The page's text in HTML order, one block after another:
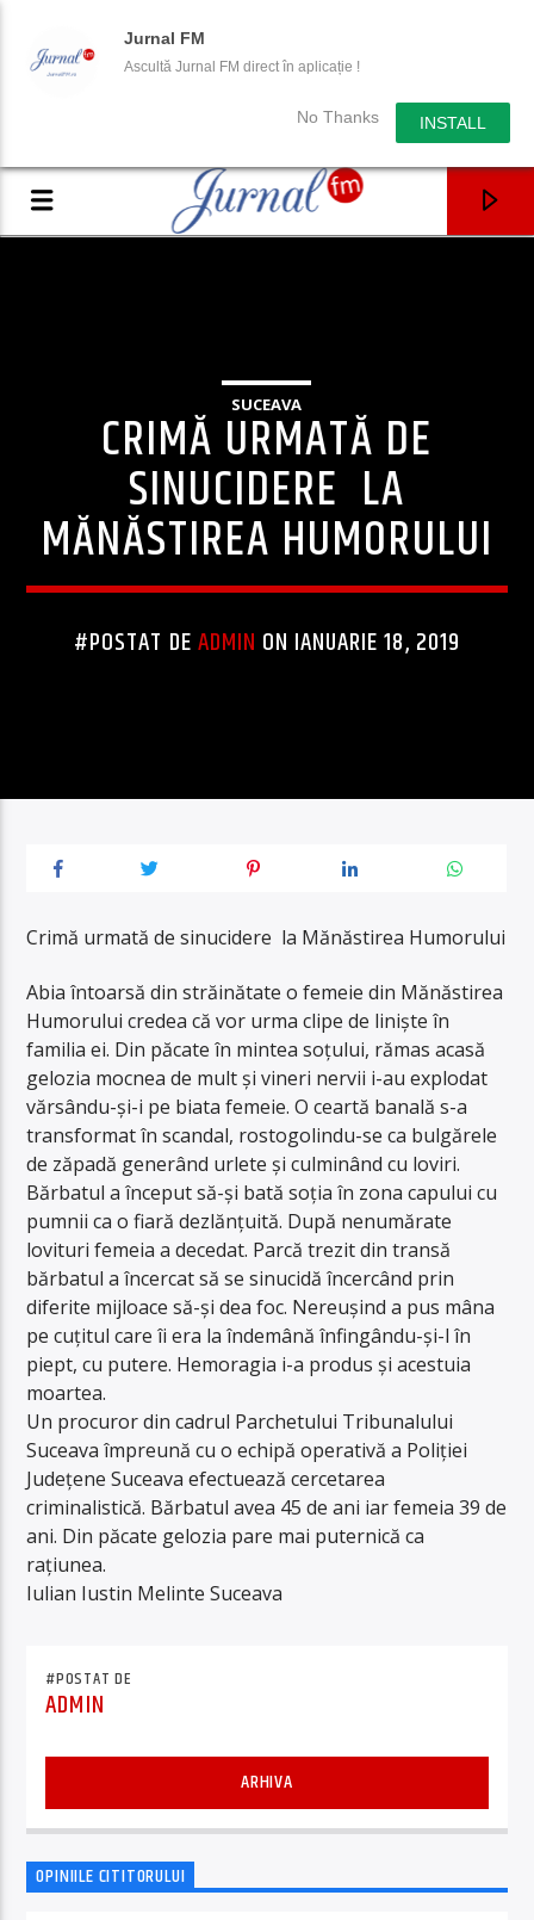
Jurnal FM
Ascultă Jurnal FM direct în aplicație !
No Thanks INSTALL
SUCEAVA
CRIMĂ URMATĂ DE
SINUCIDERE LA
MĂNĂSTIREA HUMORULUI
#POSTAT DEADMIN ON IANUARIE 18, 2019
Crimă urmată de sinucidere la Mănăstirea Humorului
Abia întoarsă din străinătate o femeie din Mănăstirea
Humorului credea că vor urma clipe de liniște în
familia ei. Din păcate în mintea soțului, rămas acasă
gelozia mocnea de mult și vineri nervii i-au explodat
vărsându-și-i pe biata femeie. O ceartă banală s-a
transformat în scandal, rostogolindu-se ca bulgărele
de zăpadă generând urlete și culminând cu loviri.
Bărbatul a început să-și bată soția în zona capului cu
pumnii ca o fiară dezlănțuită. După nenumărate
lovituri femeia a decedat. Parcă trezit din transă
bărbatul a încercat să se sinucidă încercând prin
diferite mijloace să-și dea foc. Nereușind a pus mâna
pe cuțitul care îi era la îndemână înfingându-și-l în
piept, cu putere. Hemoragia i-a produs și acestuia
moartea.
Un procuror din cadrul Parchetului Tribunalului
Suceava împreună cu o echipă operativă a Poliției
Județene Suceava efectuează cercetarea
criminalistică. Bărbatul avea 45 de ani iar femeia 39 de
ani. Din păcate gelozia pare mai puternică ca
rațiunea.
Iulian Iustin Melinte Suceava
#POSTAT DE
ADMIN
ARHIVA
OPINIILE CITITORULUI